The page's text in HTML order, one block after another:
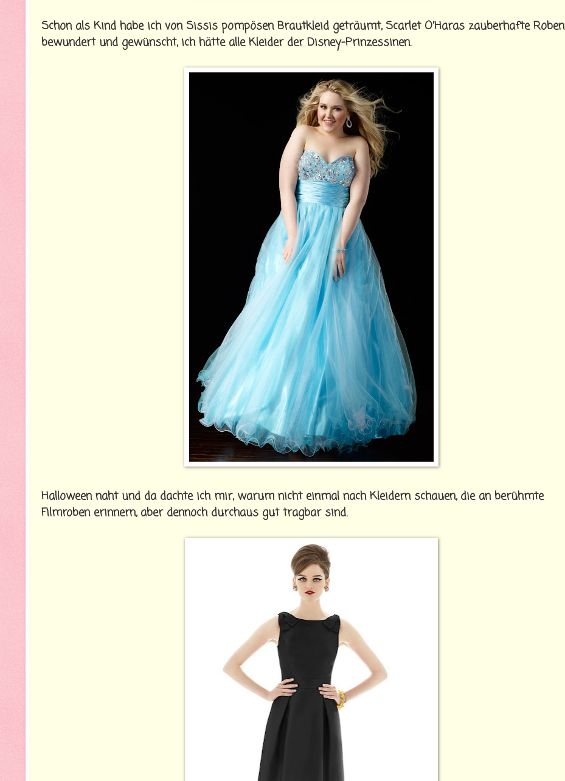
Schon als Kind habe ich von Sissis pompösen Brautkleid geträumt, Scarlet O'Haras zauberhafte Roben
bewundert und gewünscht, ich hätte alle Kleider der Disney-Prinzessinen.
Halloween naht und da dachte ich mir, warum nicht einmal nach Kleidern schauen, die an berühmte
Filmroben erinnern, aber dennoch durchaus gut tragbar sind.